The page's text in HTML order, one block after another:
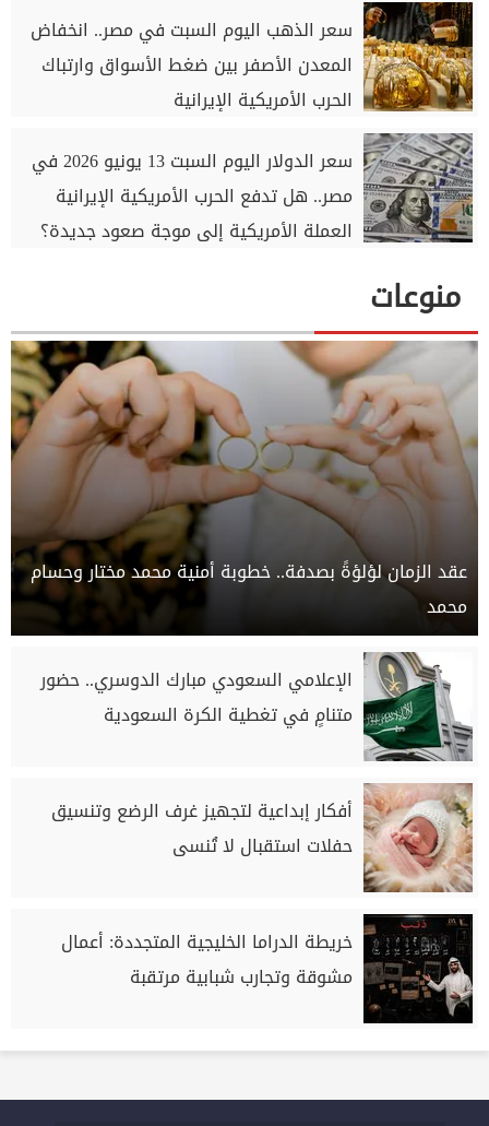
سعر الذهب اليوم السبت في مصر.. انخفاض
المعدن الأصفر بين ضغط الأسواق وارتباك
الحرب الأمريكية الإيرانية
سعر الدولار اليوم السبت 13 يونيو 2026 في
مصر.. هل تدفع الحرب الأمريكية الإيرانية
العملة الأمريكية إلى موجة صعود جديدة؟
منوعات
عقد الزمان لؤلؤةً بصدفة.. خطوبة أمنية محمد مختار وحسام
محمد
الإعلامي السعودي مبارك الدوسري.. حضور
متنامٍ في تغطية الكرة السعودية
أفكار إبداعية لتجهيز غرف الرضع وتنسيق
حفلات استقبال لا تُنسى
خريطة الدراما الخليجية المتجددة: أعمال
مشوقة وتجارب شبابية مرتقبة